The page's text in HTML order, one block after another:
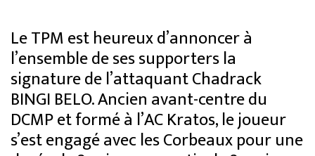
Le TPM est heureux d’annoncer à
l’ensemble de ses supporters la
signature de l’attaquant Chadrack
BINGI BELO. Ancien avant-centre du
DCMP et formé à l’AC Kratos, le joueur
s’est engagé avec les Corbeaux pour une